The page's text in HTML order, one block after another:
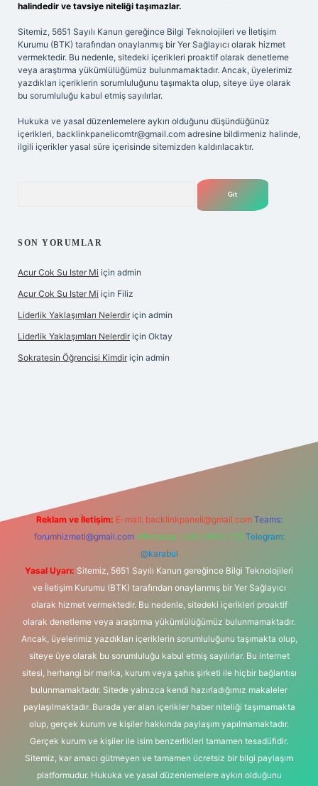
halindedir ve tavsiye niteliği taşımazlar.
Sitemiz, 5651 Sayılı Kanun gereğince Bilgi Teknolojileri ve İletişim
Kurumu (BTK) tarafından onaylanmış bir Yer Sağlayıcı olarak hizmet
vermektedir. Bu nedenle, sitedeki içerikleri proaktif olarak denetleme
veya araştırma yükümlülüğümüz bulunmamaktadır. Ancak, üyelerimiz
yazdıkları içeriklerin sorumluluğunu taşımakta olup, siteye üye olarak
bu sorumluluğu kabul etmiş sayılırlar.
Hukuka ve yasal düzenlemelere aykırı olduğunu düşündüğünüz
içerikleri, backlinkpanelicomtr@gmail.com adresine bildirmeniz halinde,
ilgili içerikler yasal süre içerisinde sitemizden kaldırılacaktır.
SON YORUMLAR
Acur Cok Su Ister Mi için admin
Acur Cok Su Ister Mi için Filiz
Liderlik Yaklaşımları Nelerdir için admin
Liderlik Yaklaşımları Nelerdir için Oktay
Sokratesin Öğrencisi Kimdir için admin
Reklam ve İletişim: E-mail: backlinkpaneli@gmail.com Teams:
forumhizmeti@gmail.com Whatsapp: 0262 606 0 726 Telegram:
@karabul
Yasal Uyarı: Sitemiz, 5651 Sayılı Kanun gereğince Bilgi Teknolojileri
ve İletişim Kurumu (BTK) tarafından onaylanmış bir Yer Sağlayıcı
olarak hizmet vermektedir. Bu nedenle, sitedeki içerikleri proaktif
olarak denetleme veya araştırma yükümlülüğümüz bulunmamaktadır.
Ancak, üyelerimiz yazdıkları içeriklerin sorumluluğunu taşımakta olup,
siteye üye olarak bu sorumluluğu kabul etmiş sayılırlar. Bu internet
sitesi, herhangi bir marka, kurum veya şahıs şirketi ile hiçbir bağlantısı
bulunmamaktadır. Sitede yalnızca kendi hazırladığımız makaleler
paylaşılmaktadır. Burada yer alan içerikler haber niteliği taşımamakta
olup, gerçek kurum ve kişiler hakkında paylaşım yapılmamaktadır.
Gerçek kurum ve kişiler ile isim benzerlikleri tamamen tesadüfidir.
Sitemiz, kar amacı gütmeyen ve tamamen ücretsiz bir bilgi paylaşım
platformudur. Hukuka ve yasal düzenlemelere aykırı olduğunu